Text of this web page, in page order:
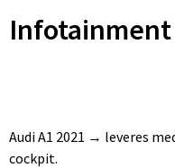
Audi A1 2021 → leveres
cockpit.